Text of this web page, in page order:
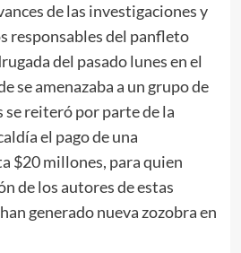
de las investigaciones y
responsables del panfleto
del pasado lunes en el
se amenazaba a un grupo de
se reiteró por parte de la
el pago de una
$20 millones, para quien
de los autores de estas
generado nueva zozobra en